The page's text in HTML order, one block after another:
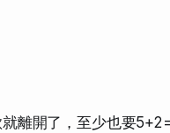
離開了，至少也要